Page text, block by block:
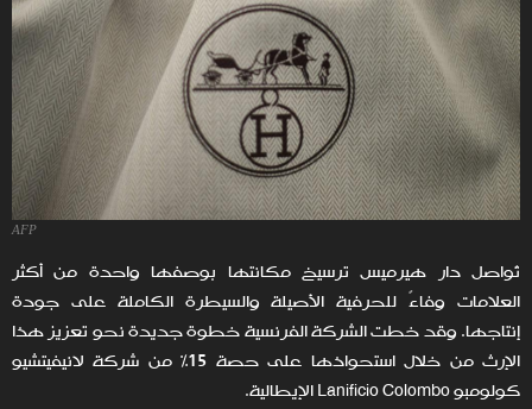
AFP
تُواصل دار هيرميس ترسيخ مكانتها بوصفها واحدة من أكثر
العلامات وفاءً للحرفية الأصيلة والسيطرة الكاملة على جودة
إنتاجها. وقد خطت الشركة الفرنسية خطوة جديدة نحو تعزيز هذا
الإرث من خلال استحواذها على حصة 15% من شركة لانيفيتشيو
كولومبو Lanificio Colombo الإيطالية.